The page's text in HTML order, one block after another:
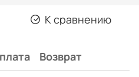
К сравнению
Возврат